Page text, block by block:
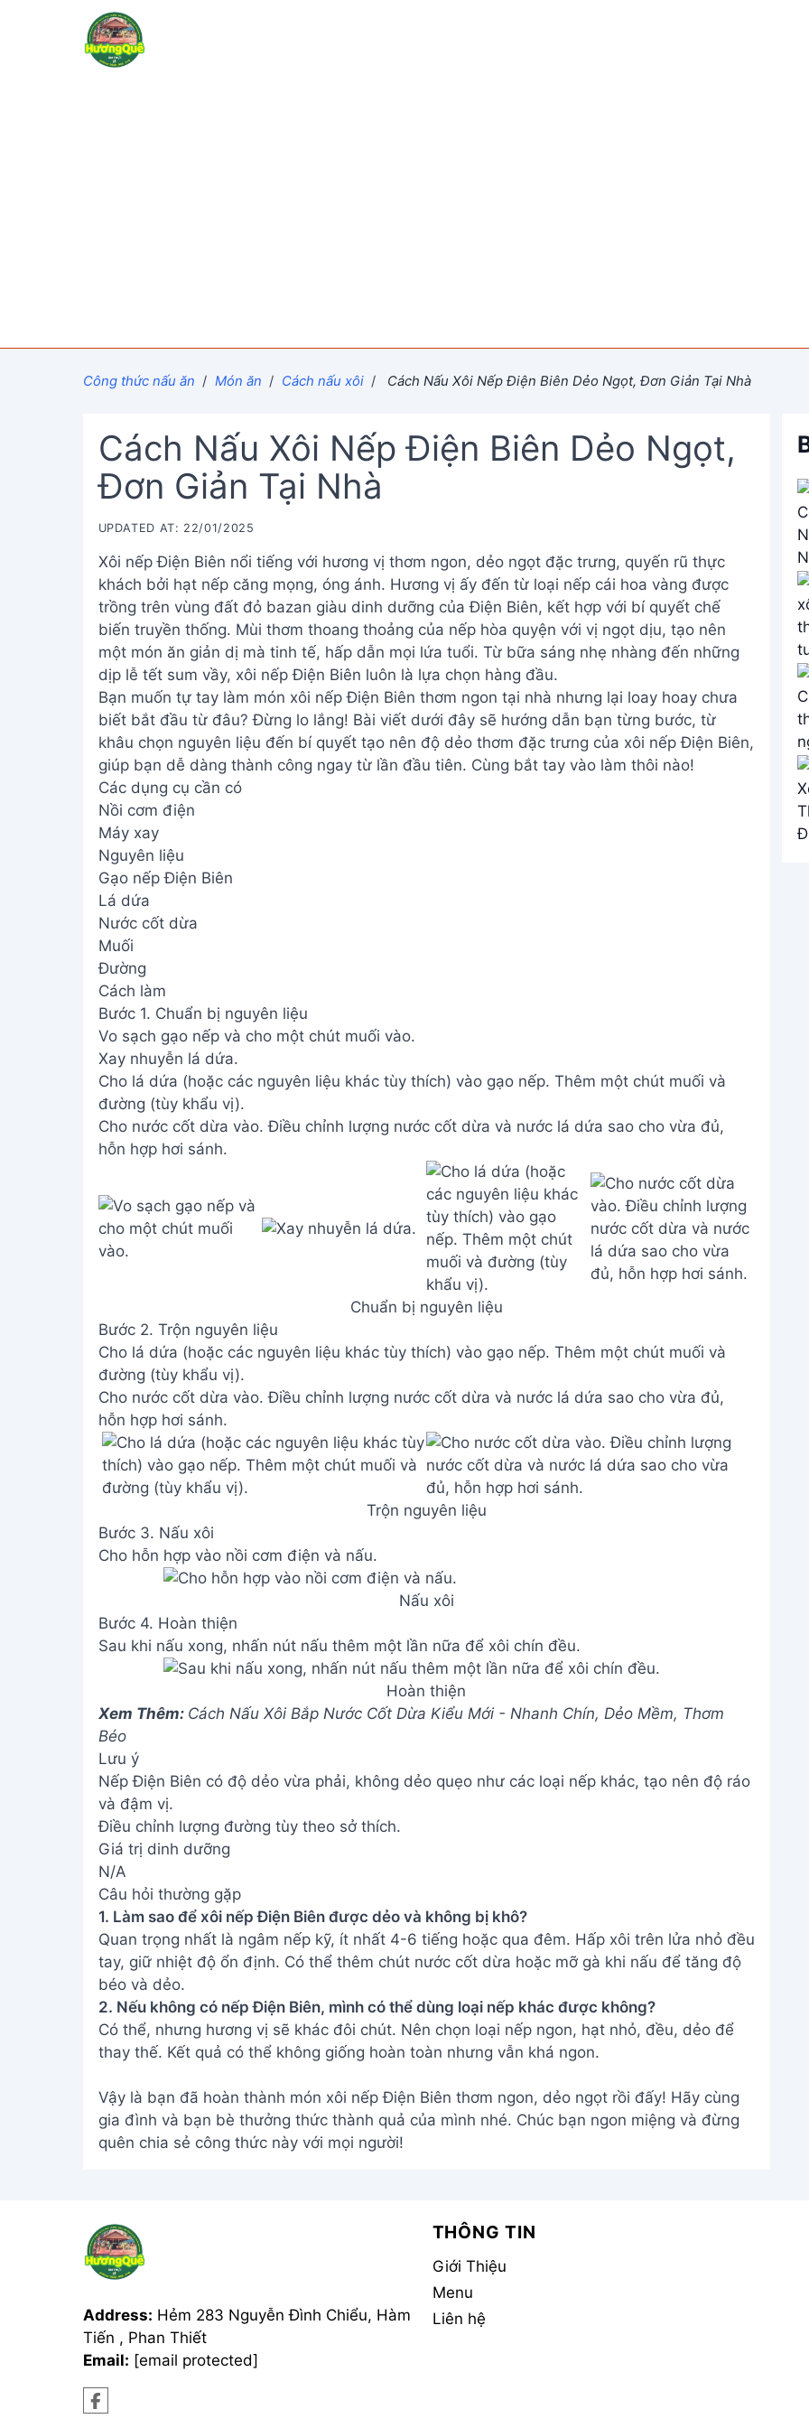
Công thức nấu ăn / Món ăn / Cách nấu xôi / Cách Nấu Xôi Nếp Điện Biên Dẻo Ngọt, Đơn Giản Tại Nhà
Cách Nấu Xôi Nếp Điện Biên Dẻo Ngọt,
Đơn Giản Tại Nhà
UPDATED AT: 22/01/2025
Xôi nếp Điện Biên nổi tiếng với hương vị thơm ngon, dẻo ngọt đặc trưng, quyến rũ thực
khách bởi hạt nếp căng mọng, óng ánh. Hương vị ấy đến từ loại nếp cái hoa vàng được
trồng trên vùng đất đỏ bazan giàu dinh dưỡng của Điện Biên, kết hợp với bí quyết chế
biến truyền thống. Mùi thơm thoang thoảng của nếp hòa quyện với vị ngọt dịu, tạo nên
một món ăn giản dị mà tinh tế, hấp dẫn mọi lứa tuổi. Từ bữa sáng nhẹ nhàng đến những
dịp lễ tết sum vầy, xôi nếp Điện Biên luôn là lựa chọn hàng đầu.
Bạn muốn tự tay làm món xôi nếp Điện Biên thơm ngon tại nhà nhưng lại loay hoay chưa
biết bắt đầu từ đâu? Đừng lo lắng! Bài viết dưới đây sẽ hướng dẫn bạn từng bước, từ
khâu chọn nguyên liệu đến bí quyết tạo nên độ dẻo thơm đặc trưng của xôi nếp Điện Biên,
giúp bạn dễ dàng thành công ngay từ lần đầu tiên. Cùng bắt tay vào làm thôi nào!
Các dụng cụ cần có
Nồi cơm điện
Máy xay
Nguyên liệu
Gạo nếp Điện Biên
Lá dứa
Nước cốt dừa
Muối
Đường
Cách làm
Bước 1. Chuẩn bị nguyên liệu
Vo sạch gạo nếp và cho một chút muối vào.
Xay nhuyễn lá dứa.
Cho lá dứa (hoặc các nguyên liệu khác tùy thích) vào gạo nếp. Thêm một chút muối và
đường (tùy khẩu vị).
Cho nước cốt dừa vào. Điều chỉnh lượng nước cốt dừa và nước lá dứa sao cho vừa đủ,
hỗn hợp hơi sánh.
Chuẩn bị nguyên liệu
Bước 2. Trộn nguyên liệu
Cho lá dứa (hoặc các nguyên liệu khác tùy thích) vào gạo nếp. Thêm một chút muối và
đường (tùy khẩu vị).
Cho nước cốt dừa vào. Điều chỉnh lượng nước cốt dừa và nước lá dứa sao cho vừa đủ,
hỗn hợp hơi sánh.
Trộn nguyên liệu
Bước 3. Nấu xôi
Cho hỗn hợp vào nồi cơm điện và nấu.
Nấu xôi
Bước 4. Hoàn thiện
Sau khi nấu xong, nhấn nút nấu thêm một lần nữa để xôi chín đều.
Hoàn thiện
Xem Thêm: Cách Nấu Xôi Bắp Nước Cốt Dừa Kiểu Mới - Nhanh Chín, Dẻo Mềm, Thơm
Béo
Lưu ý
Nếp Điện Biên có độ dẻo vừa phải, không dẻo quẹo như các loại nếp khác, tạo nên độ ráo
và đậm vị.
Điều chỉnh lượng đường tùy theo sở thích.
Giá trị dinh dưỡng
N/A
Câu hỏi thường gặp
1. Làm sao để xôi nếp Điện Biên được dẻo và không bị khô?
Quan trọng nhất là ngâm nếp kỹ, ít nhất 4-6 tiếng hoặc qua đêm. Hấp xôi trên lửa nhỏ đều
tay, giữ nhiệt độ ổn định. Có thể thêm chút nước cốt dừa hoặc mỡ gà khi nấu để tăng độ
béo và dẻo.
2. Nếu không có nếp Điện Biên, mình có thể dùng loại nếp khác được không?
Có thể, nhưng hương vị sẽ khác đôi chút. Nên chọn loại nếp ngon, hạt nhỏ, đều, dẻo để
thay thế. Kết quả có thể không giống hoàn toàn nhưng vẫn khá ngon.
Vậy là bạn đã hoàn thành món xôi nếp Điện Biên thơm ngon, dẻo ngọt rồi đấy! Hãy cùng
gia đình và bạn bè thưởng thức thành quả của mình nhé. Chúc bạn ngon miệng và đừng
quên chia sẻ công thức này với mọi người!
Address: Hẻm 283 Nguyễn Đình Chiểu, Hàm
Tiến , Phan Thiết
Email: [email protected]
THÔNG TIN
Giới Thiệu
Menu
Liên hệ